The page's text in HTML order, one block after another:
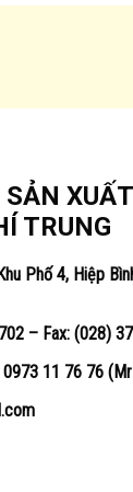
TRUNG
Phố 4, Hiệp
– Fax: (028)
11 76 76 (Mr